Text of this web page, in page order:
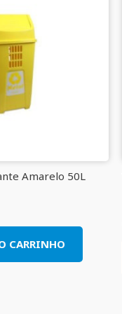
Amarelo 50L
CARRINHO